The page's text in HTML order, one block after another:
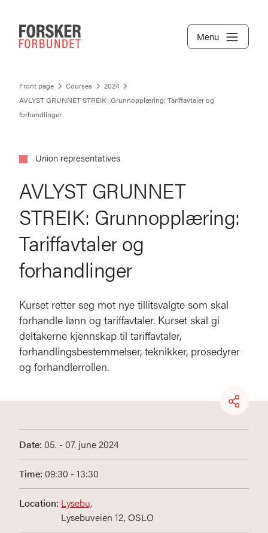
Menu
Front page Courses
2024
AVLYST GRUNNET STREIK: Grunnopplæring: Tariffavtaler og
forhandlinger
Union representatives
AVLYST GRUNNET
STREIK: Grunnopplæring:
Tariffavtaler og
forhandlinger
Kurset retter seg mot nye tillitsvalgte som skal
forhandle lønn og tariffavtaler. Kurset skal gi
deltakerne kjennskap til tariffavtaler,
forhandlingsbestemmelser, teknikker, prosedyrer
og forhandlerrollen.
Date: 05. - 07. june 2024
Time: 09:30 - 13:30
Location: Lysebu,
Lysebuveien 12, OSLO